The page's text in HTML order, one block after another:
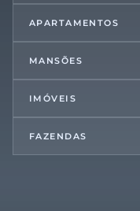
APARTAMENTOS
MANSÕES
IMÓVEIS
FAZENDAS